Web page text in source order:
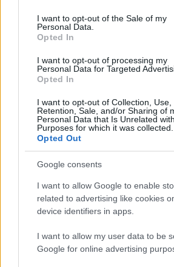
consent section.
I want to opt-out of the Sale of my
Personal Data.
Opted In
I want to opt-out of processing my
Personal Data for Targeted
Opted In
I want to opt-out of Collection, Use,
Retention, Sale, and/or Sharing of
Personal Data that Is Unrelated
Purposes for which it was collected.
Opted Out
Google consents
I want to allow Google to enable
related to advertising like cookies
device identifiers in apps.
I want to allow my user data to be
Google for online advertising
Los mejores jugadores de febrero en
Jesus Gallo |
Robert Lewandowski ha marcado 4 goles en
Comunio del mes con 37 puntos.